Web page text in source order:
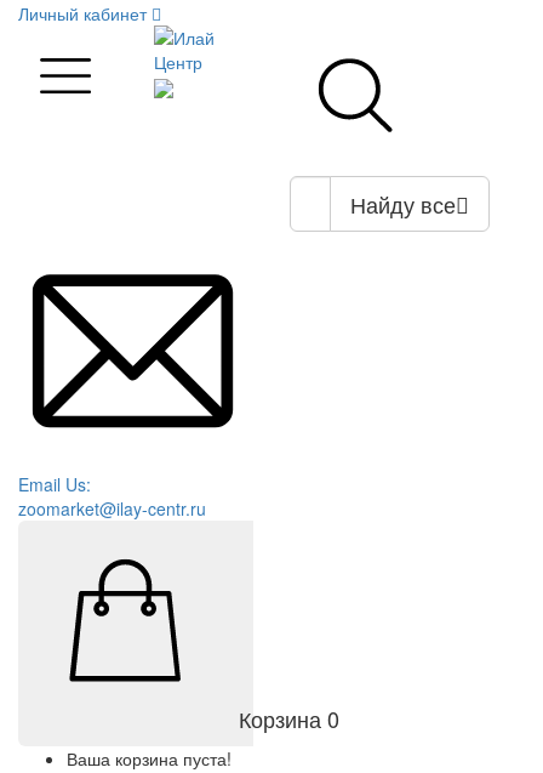
Личный кабинет
Найду все
Email Us:
zoomarket@ilay-centr.ru
Корзина0
Ваша корзина пуста!